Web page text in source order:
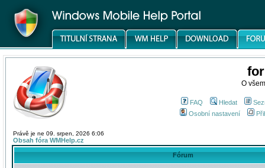
O
FAQ Hledat
Osobní nastavení
Právě je ne 09. srpen, 2026 6:06
Obsah fóra WMHelp.cz
Fórum